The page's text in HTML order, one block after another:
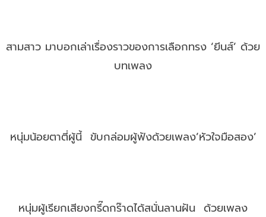
สามสาว มาบอกเล่าเรื่องราวของการเลือกทรง ‘ยีนส์’ ด้วย
บทเพลง
หนุ่มน้อยตาตี่ผู้นี้ ขับกล่อมผู้ฟังด้วยเพลง’หัวใจมือสอง’
หนุ่มผู้เรียกเสียงกรี๊ดกร๊าดได้สนั่นลานฝัน ด้วยเพลง